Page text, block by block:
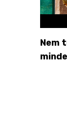
Nem